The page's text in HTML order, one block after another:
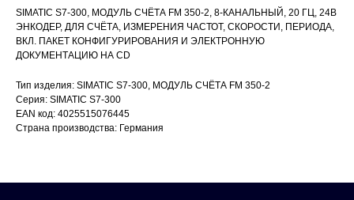
SIMATIC S7-300, МОДУЛЬ СЧЁТА FM 350-2, 8-КАНАЛЬНЫЙ, 20 ГЦ, 24В
ЭНКОДЕР, ДЛЯ СЧЁТА, ИЗМЕРЕНИЯ ЧАСТОТ, СКОРОСТИ, ПЕРИОДА,
ВКЛ. ПАКЕТ КОНФИГУРИРОВАНИЯ И ЭЛЕКТРОННУЮ
ДОКУМЕНТАЦИЮ НА CD
Тип изделия: SIMATIC S7-300, МОДУЛЬ СЧЁТА FM 350-2
Серия: SIMATIC S7-300
EAN код: 4025515076445
Страна производства: Германия